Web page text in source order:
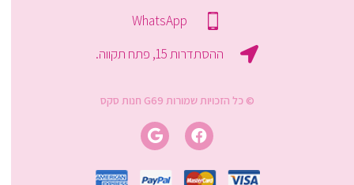
WhatsApp
ההסתדרות 15, פתח תקווה.
© כל הזכויות שמורות G69 חנות סקס